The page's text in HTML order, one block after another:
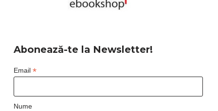
Abonează-te la Newsletter!
Email *
Nume